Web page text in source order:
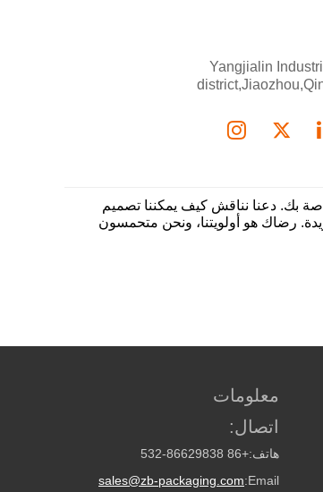
Yangjialin
بك. دعنا نناقش كيف يمكننا تصميم
رضاك هو أولويتنا، ونحن متحمسون
معلومات
اتصال:
هاتف:+86 532-86629838
Email:
sales@zb-packaging.com